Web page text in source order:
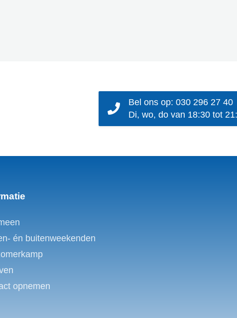
Bel ons op: 030 296 27 40
Di, wo, do van 18:30 tot
én buitenweekenden
opnemen